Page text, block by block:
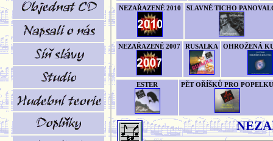
NEZAŘAZENÉ 2010 SLAVNÉ TICHO
NEZAŘAZENÉ 2007 RUSALKA OHROŽENÁ
ESTER PĚT OŘÍŠKŮ PRO POPELKU